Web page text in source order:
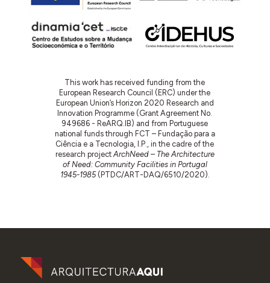
This work has received funding from the
European Research Council (ERC) under the
European Union’s Horizon 2020 Research and
Innovation Programme (Grant Agreement No.
949686 - ReARQ.IB) and from Portuguese
national funds through FCT – Fundação para a
Ciência e a Tecnologia, I.P., in the cadre of the
research projectArchNeed – The Architecture
of Need: Community Facilities in Portugal
1945-1985(PTDC/ART-DAQ/6510/2020).